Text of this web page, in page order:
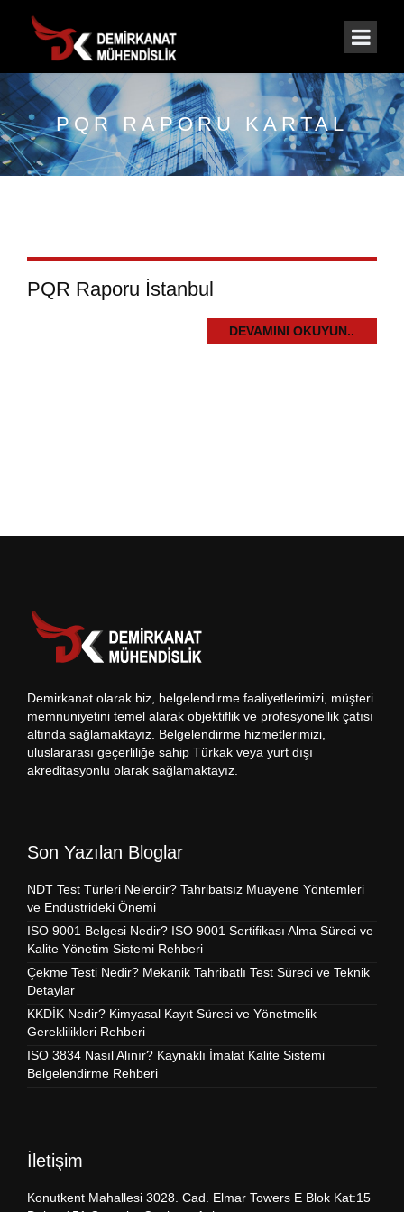
PQR RAPORU KARTAL
PQR Raporu İstanbul
DEVAMINI OKUYUN..
Demirkanat olarak biz, belgelendirme faaliyetlerimizi, müşteri
memnuniyetini temel alarak objektiflik ve profesyonellik çatısı
altında sağlamaktayız. Belgelendirme hizmetlerimizi,
uluslararası geçerliliğe sahip Türkak veya yurt dışı
akreditasyonlu olarak sağlamaktayız.
Son Yazılan Bloglar
NDT Test Türleri Nelerdir? Tahribatsız Muayene Yöntemleri
ve Endüstrideki Önemi
ISO 9001 Belgesi Nedir? ISO 9001 Sertifikası Alma Süreci ve
Kalite Yönetim Sistemi Rehberi
Çekme Testi Nedir? Mekanik Tahribatlı Test Süreci ve Teknik
Detaylar
KKDİK Nedir? Kimyasal Kayıt Süreci ve Yönetmelik
Gereklilikleri Rehberi
ISO 3834 Nasıl Alınır? Kaynaklı İmalat Kalite Sistemi
Belgelendirme Rehberi
İletişim
Konutkent Mahallesi 3028. Cad. Elmar Towers E Blok Kat:15